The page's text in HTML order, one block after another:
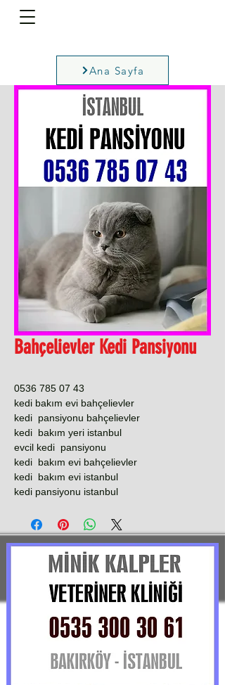
Ana Sayfa
Bahçelievler Kedi Pansiyonu
0536 785 07 43
kedi bakım evi bahçelievler
kedi pansiyonu bahçelievler
kedi bakım yeri istanbul
evcil kedi pansiyonu
kedi bakım evi bahçelievler
kedi bakım evi istanbul
kedi pansiyonu istanbul